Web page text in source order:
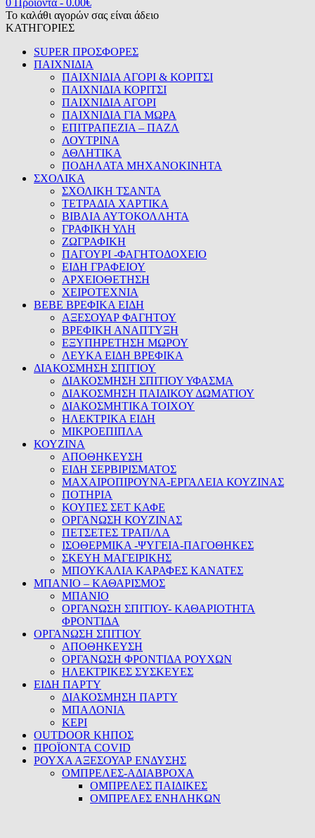
Το καλάθι αγορών σας είναι άδειο
ΚΑΤΗΓΟΡΙΕΣ
SUPER ΠΡΟΣΦΟΡΕΣ
ΠΑΙΧΝΙΔΙΑ
ΠΑΙΧΝΙΔΙΑ ΑΓΟΡΙ & ΚΟΡΙΤΣΙ
ΠΑΙΧΝΙΔΙΑ ΚΟΡΙΤΣΙ
ΠΑΙΧΝΙΔΙΑ ΑΓΟΡΙ
ΠΑΙΧΝΙΔΙΑ ΓΙΑ ΜΩΡΑ
ΕΠΙΤΡΑΠΕΖΙΑ – ΠΑΖΛ
ΛΟΥΤΡΙΝΑ
ΑΘΛΗΤΙΚΑ
ΠΟΔΗΛΑΤΑ ΜΗΧΑΝΟΚΙΝΗΤΑ
ΣΧΟΛΙΚΑ
ΣΧΟΛΙΚΗ ΤΣΑΝΤΑ
ΤΕΤΡΑΔΙΑ ΧΑΡΤΙΚΑ
ΒΙΒΛΙΑ ΑΥΤΟΚΟΛΛΗΤΑ
ΓΡΑΦΙΚΗ ΥΛΗ
ΖΩΓΡΑΦΙΚΗ
ΠΑΓΟΥΡΙ -ΦΑΓΗΤΟΔΟΧΕΙΟ
ΕΙΔΗ ΓΡΑΦΕΙΟΥ
ΑΡΧΕΙΟΘΕΤΗΣΗ
ΧΕΙΡΟΤΕΧΝΙΑ
BEBE ΒΡΕΦΙΚΑ ΕΙΔΗ
ΑΞΕΣΟΥΑΡ ΦΑΓΗΤΟΥ
ΒΡΕΦΙΚΗ ΑΝΑΠΤΥΞΗ
ΕΞΥΠΗΡΕΤΗΣΗ ΜΩΡΟΥ
ΛΕΥΚΑ ΕΙΔΗ ΒΡΕΦΙΚΑ
ΔΙΑΚΟΣΜΗΣΗ ΣΠΙΤΙΟΥ
ΔΙΑΚΟΣΜΗΣΗ ΣΠΙΤΙΟΥ ΥΦΑΣΜΑ
ΔΙΑΚΟΣΜΗΣΗ ΠΑΙΔΙΚΟΥ ΔΩΜΑΤΙΟΥ
ΔΙΑΚΟΣΜΗΤΙΚΑ ΤΟΙΧΟΥ
ΗΛΕΚΤΡΙΚΑ ΕΙΔΗ
ΜΙΚΡΟΕΠΙΠΛΑ
ΚΟΥΖΙΝΑ
ΑΠΟΘΗΚΕΥΣΗ
ΕΙΔΗ ΣΕΡΒΙΡΙΣΜΑΤΟΣ
ΜΑΧΑΙΡΟΠΙΡΟΥΝΑ-ΕΡΓΑΛΕΙΑ ΚΟΥΖΙΝΑΣ
ΠΟΤΗΡΙΑ
ΚΟΥΠΕΣ ΣΕΤ ΚΑΦΕ
ΟΡΓΑΝΩΣΗ ΚΟΥΖΙΝΑΣ
ΠΕΤΣΕΤΕΣ ΤΡΑΠ/ΛΑ
ΙΣΟΘΕΡΜΙΚΑ -ΨΥΓΕΙΑ-ΠΑΓΟΘΗΚΕΣ
ΣΚΕΥΗ ΜΑΓΕΙΡΙΚΗΣ
ΜΠΟΥΚΑΛΙΑ ΚΑΡΑΦΕΣ ΚΑΝΑΤΕΣ
ΜΠΑΝΙΟ – ΚΑΘΑΡΙΣΜΟΣ
ΜΠΑΝΙΟ
ΟΡΓΑΝΩΣΗ ΣΠΙΤΙΟΥ- ΚΑΘΑΡΙΟΤΗΤΑ
ΦΡΟΝΤΙΔΑ
ΟΡΓΑΝΩΣΗ ΣΠΙΤΙΟΥ
ΑΠΟΘΗΚΕΥΣΗ
ΟΡΓΑΝΩΣΗ ΦΡΟΝΤΙΔΑ ΡΟΥΧΩΝ
ΗΛΕΚΤΡΙΚΕΣ ΣΥΣΚΕΥΕΣ
ΕΙΔΗ ΠΑΡΤΥ
ΔΙΑΚΟΣΜΗΣΗ ΠΑΡΤΥ
ΜΠΑΛΟΝΙΑ
ΚΕΡΙ
OUTDOOR ΚΗΠΟΣ
ΠΡΟΪΟΝΤΑ COVID
ΡΟΥΧΑ ΑΞΕΣΟΥΑΡ ΕΝΔΥΣΗΣ
ΟΜΠΡΕΛΕΣ-ΑΔΙΑΒΡΟΧΑ
ΟΜΠΡΕΛΕΣ ΠΑΙΔΙΚΕΣ
ΟΜΠΡΕΛΕΣ ΕΝΗΛΗΚΩΝ